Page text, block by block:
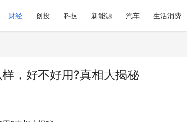
财经 创投 科技 新能源 汽车 生活消费
，好不好用?真相大揭秘